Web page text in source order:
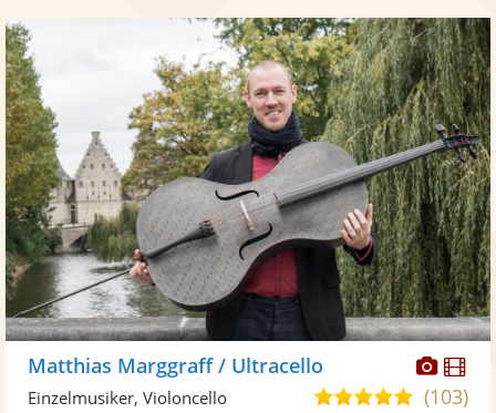
Matthias Marggraff / Ultracello
5,0(103)
Einzelmusiker, Violoncello